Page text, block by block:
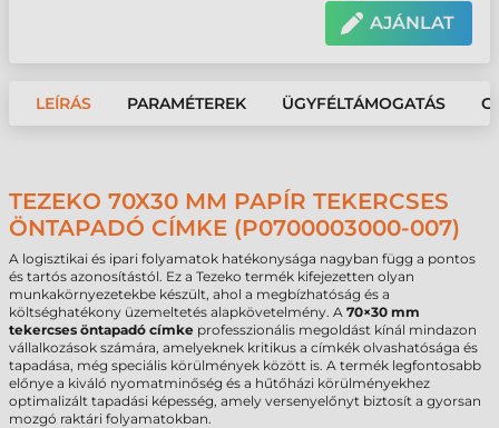
AJÁNLAT
LEÍRÁS PARAMÉTEREK ÜGYFÉLTÁMOGATÁS
TEZEKO 70X30 MM PAPÍR TEKERCSES
ÖNTAPADÓ CÍMKE (P0700003000-007)
A logisztikai és ipari folyamatok hatékonysága nagyban függ a pontos
és tartós azonosítástól. Ez a Tezeko termék kifejezetten olyan
munkakörnyezetekbe készült, ahol a megbízhatóság és a
költséghatékony üzemeltetés alapkövetelmény. A 70×30 mm
tekercses öntapadó címke professzionális megoldást kínál mindazon
vállalkozások számára, amelyeknek kritikus a címkék olvashatósága és
tapadása, még speciális körülmények között is. A termék legfontosabb
előnye a kiváló nyomatminőség és a hűtőházi körülményekhez
optimalizált tapadási képesség, amely versenyelőnyt biztosít a gyorsan
mozgó raktári folyamatokban.